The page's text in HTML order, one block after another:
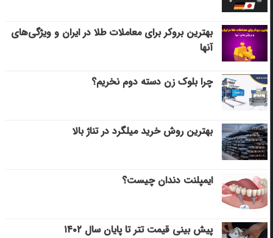
بهترین بروکر برای معاملات طلا در ایران و ویژگی‌های
آنها
چرا بلوک زن دسته دوم نخریم؟
بهترین روش خرید میلگرد در تناژ بالا
ایمپلنت دندان چیست؟
پیش بینی قیمت تتر تا پایان سال ۱۴۰۲